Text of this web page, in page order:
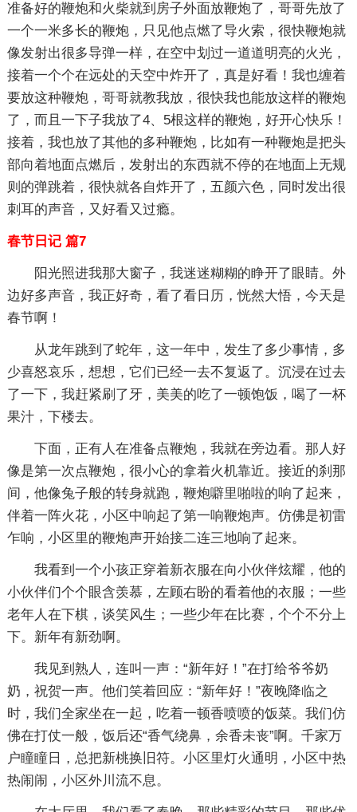
准备好的鞭炮和火柴就到房子外面放鞭炮了，哥哥先放了
一个一米多长的鞭炮，只见他点燃了导火索，很快鞭炮就
像发射出很多导弹一样，在空中划过一道道明亮的火光，
接着一个个在远处的天空中炸开了，真是好看！我也缠着
要放这种鞭炮，哥哥就教我放，很快我也能放这样的鞭炮
了，而且一下子我放了4、5根这样的鞭炮，好开心快乐！
接着，我也放了其他的多种鞭炮，比如有一种鞭炮是把头
部向着地面点燃后，发射出的东西就不停的在地面上无规
则的弹跳着，很快就各自炸开了，五颜六色，同时发出很
刺耳的声音，又好看又过瘾。
春节日记 篇7
阳光照进我那大窗子，我迷迷糊糊的睁开了眼睛。外
边好多声音，我正好奇，看了看日历，恍然大悟，今天是
春节啊！
从龙年跳到了蛇年，这一年中，发生了多少事情，多
少喜怒哀乐，想想，它们已经一去不复返了。沉浸在过去
了一下，我赶紧刷了牙，美美的吃了一顿饱饭，喝了一杯
果汁，下楼去。
下面，正有人在准备点鞭炮，我就在旁边看。那人好
像是第一次点鞭炮，很小心的拿着火机靠近。接近的刹那
间，他像兔子般的转身就跑，鞭炮噼里啪啦的响了起来，
伴着一阵火花，小区中响起了第一响鞭炮声。仿佛是初雷
乍响，小区里的鞭炮声开始接二连三地响了起来。
我看到一个小孩正穿着新衣服在向小伙伴炫耀，他的
小伙伴们个个眼含羡慕，左顾右盼的看着他的衣服；一些
老年人在下棋，谈笑风生；一些少年在比赛，个个不分上
下。新年有新劲啊。
我见到熟人，连叫一声：“新年好！”在打给爷爷奶
奶，祝贺一声。他们笑着回应：“新年好！”夜晚降临之
时，我们全家坐在一起，吃着一顿香喷喷的饭菜。我们仿
佛在打仗一般，饭后还“香气绕鼻，余香未丧”啊。千家万
户瞳瞳日，总把新桃换旧符。小区里灯火通明，小区中热
热闹闹，小区外川流不息。